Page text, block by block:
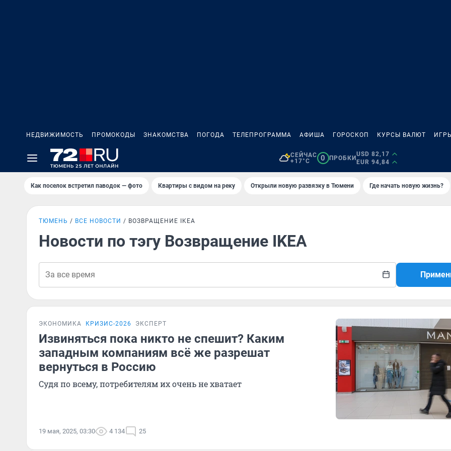
НЕДВИЖИМОСТЬ ПРОМОКОДЫ ЗНАКОМСТВА ПОГОДА ТЕЛЕПРОГРАММА АФИША ГОРОСКОП КУРСЫ ВАЛЮТ
СЕЙЧАС
+17°C
0 ПРОБКИ
USD 82,17
EUR 94,84
Как поселок встретил паводок — фото Квартиры с видом на реку Открыли новую развязку в Тюмени Где начать новую жизнь?
ТЮМЕНЬ ВСЕ НОВОСТИ ВОЗВРАЩЕНИЕ IKEA
Новости по тэгу Возвращение IKEA
ЭКОНОМИКА КРИЗИС-2026 ЭКСПЕРТ
Извиняться пока никто не спешит? Каким
западным компаниям всё же разрешат
вернуться в Россию
Судя по всему, потребителям их очень не хватает
19 мая, 2025, 03:30 4 134 25